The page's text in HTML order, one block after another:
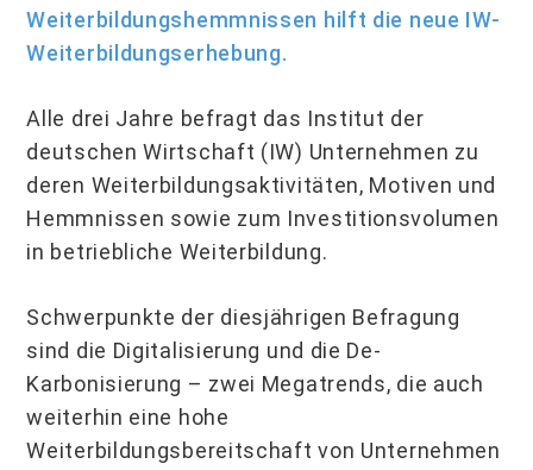
Weiterbildungshemmnissen hilft die neue IW-
Weiterbildungserhebung.
Alle drei Jahre befragt das Institut der
deutschen Wirtschaft (IW) Unternehmen zu
deren Weiterbildungsaktivitäten, Motiven und
Hemmnissen sowie zum Investitionsvolumen
in betriebliche Weiterbildung.
Schwerpunkte der diesjährigen Befragung
sind die Digitalisierung und die De-
Karbonisierung – zwei Megatrends, die auch
weiterhin eine hohe
Weiterbildungsbereitschaft von Unternehmen